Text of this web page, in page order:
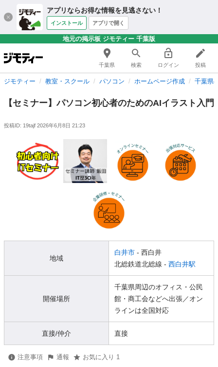
アプリならお得な情報を見逃さない！
インストール アプリで開く
地元の掲示板 ジモティー 千葉版
千葉県 検索 ログイン 投稿
ジモティー 教室・スクール パソコン ホームページ作成 千葉県
【セミナー】パソコン初心者のためのAIイラスト入門
投稿ID: 19tajf 2026年6月8日 21:23
地域
白井市 - 西白井
北総鉄道北総線 - 西白井駅
開催場所
千葉県周辺のオフィス・公民
館・商工会などへ出張／オン
ラインは全国対応
直接/仲介 直接
注意事項 通報 お気に入り 1